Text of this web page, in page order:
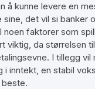
å kunne levere en
sine, det vil si banker
faktorer som
viktig, da størrelsen
I tillegg vil
i inntekt, en stabil